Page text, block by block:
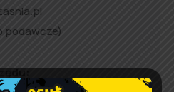
podawcze)